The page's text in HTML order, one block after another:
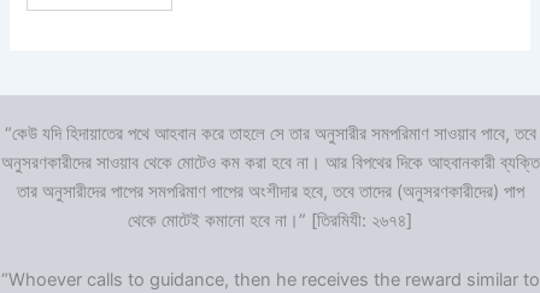
“কেউ যদি হিদায়াতের পথে আহবান করে তাহলে সে তার অনুসারীর সমপরিমাণ সাওয়াব পাবে, তবে
অনুসরণকারীদের সাওয়াব থেকে মোটেও কম করা হবে না। আর বিপথের দিকে আহবানকারী ব্যক্তি
তার অনুসারীদের পাপের সমপরিমাণ পাপের অংশীদার হবে, তবে তাদের (অনুসরণকারীদের) পাপ
থেকে মোটেই কমানো হবে না।” [তিরমিযী: ২৬৭৪]
“Whoever calls to guidance, then he receives the reward similar to